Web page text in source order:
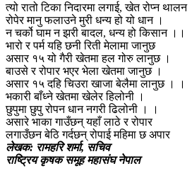
त्यो रातो टिका निदारमा लगाई, खेत रोप्न थालन
रोपेर मानु फलाउने मुरी धन्य हो यो धान ।
न चर्को घाम न झरी बादल, धन्य हो किसान ।।
भारो र पर्म यहि छनी रिती मेलामा जानुछ
असार १५ यो गैरी खेतमा हल गोरु लानुछ ।
बाउसे र रोपार भएर भेला खेतमा जानुछ ।
असार १५ दहि चिउरा खाजा बेलैमा लानुछ । ।
भकारी बाँध्ने खेतमा खेलेर हिलोनी ।
छुपुमा छुपु रोपन धान नगरी ढिलोनी । ।
असारे भाका गाउँछन् यहाँ लाठे र रोपार
लगाउँछन बेठि गर्दछन् रोपाई महिमा छ अपार
लेखक: रामहरि शर्मा, सचिव
राष्ट्रिय कृषक समूह महासंघ नेपाल